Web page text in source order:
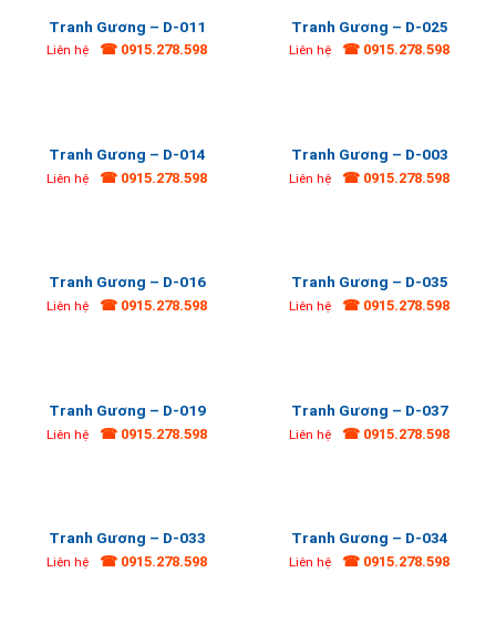
Tranh Gương – D-011
Liên hệ ☎ 0915.278.598
Tranh Gương – D-025
Liên hệ ☎ 0915.278.598
Tranh Gương – D-014
Liên hệ ☎ 0915.278.598
Tranh Gương – D-003
Liên hệ ☎ 0915.278.598
Tranh Gương – D-016
Liên hệ ☎ 0915.278.598
Tranh Gương – D-035
Liên hệ ☎ 0915.278.598
Tranh Gương – D-019
Liên hệ ☎ 0915.278.598
Tranh Gương – D-037
Liên hệ ☎ 0915.278.598
Tranh Gương – D-033
Liên hệ ☎ 0915.278.598
Tranh Gương – D-034
Liên hệ ☎ 0915.278.598